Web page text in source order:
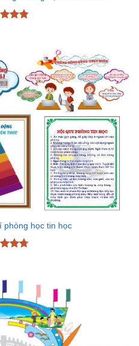
phòng học tin học